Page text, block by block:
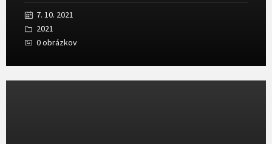
7. 10. 2021
2021
0 obrázkov